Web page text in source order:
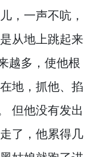
， 一声不吭，
从地上跳起来
越多， 使他根
地， 抓他、掐
但他没有发出
了， 他累得几